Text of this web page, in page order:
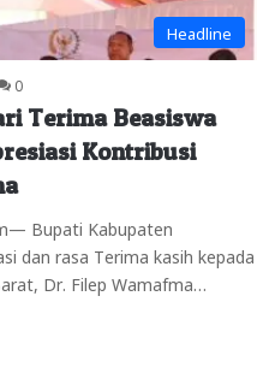
Headline
0
Terima Beasiswa
Kontribusi
Bupati Kabupaten
dan rasa Terima kasih kepada
Dr. Filep Wamafma…